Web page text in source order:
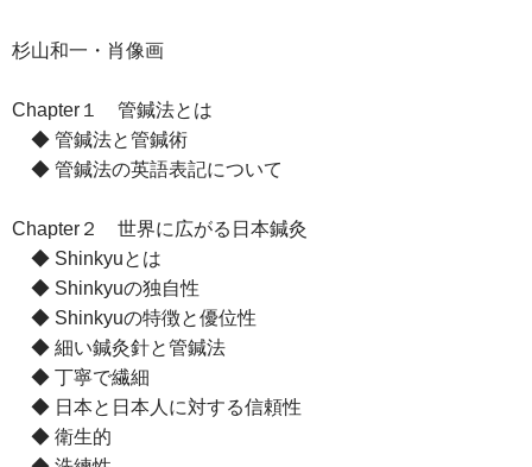
杉山和一・肖像画
Chapter１ 管鍼法とは
◆ 管鍼法と管鍼術
◆ 管鍼法の英語表記について
Chapter２ 世界に広がる日本鍼灸
◆ Shinkyuとは
◆ Shinkyuの独自性
◆ Shinkyuの特徴と優位性
◆ 細い鍼灸針と管鍼法
◆ 丁寧で繊細
◆ 日本と日本人に対する信頼性
◆ 衛生的